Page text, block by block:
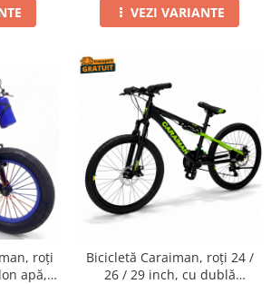
VEZI VARIANTE
roți
apă,
Bicicletă Caraiman, roți 24 /
26 / 29 inch, cu dublă